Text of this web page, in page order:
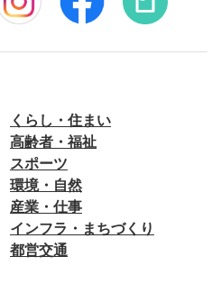
くらし・住まい
高齢者・福祉
スポーツ
環境・自然
産業・仕事
インフラ・まちづくり
都営交通